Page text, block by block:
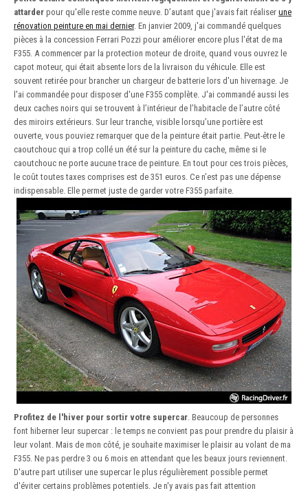
attarder pour qu'elle reste comme neuve. D’autant que j'avais fait réaliser une
rénovation peinture en mai dernier. En janvier 2009, j'ai commandé quelques
pièces à la concession Ferrari Pozzi pour améliorer encore plus l'état de ma
F355. A commencer par la protection moteur de droite, quand vous ouvrez le
capot moteur, qui était absente lors de la livraison du véhicule. Elle est
souvent retirée pour brancher un chargeur de batterie lors d'un hivernage. Je
l'ai commandée pour disposer d'une F355 complète. J'ai commandé aussi les
deux caches noirs qui se trouvent à l’intérieur de l’habitacle de l’autre côté
des miroirs extérieurs. Sur leur tranche, visible lorsqu’une portière est
ouverte, vous pouviez remarquer que de la peinture était partie. Peut-être le
caoutchouc qui a trop collé un été sur la peinture du cache, même si le
caoutchouc ne porte aucune trace de peinture. En tout pour ces trois pièces,
le coût toutes taxes comprises est de 351 euros. Ce n’est pas une dépense
indispensable. Elle permet juste de garder votre F355 parfaite.
Profitez de l'hiver pour sortir votre supercar . Beaucoup de personnes
font hiberner leur supercar : le temps ne convient pas pour prendre du plaisir à
leur volant. Mais de mon côté, je souhaite maximiser le plaisir au volant de ma
F355. Ne pas perdre 3 ou 6 mois en attendant que les beaux jours reviennent.
D'autre part utiliser une supercar le plus régulièrement possible permet
d'éviter certains problèmes potentiels. Je n'y avais pas fait attention